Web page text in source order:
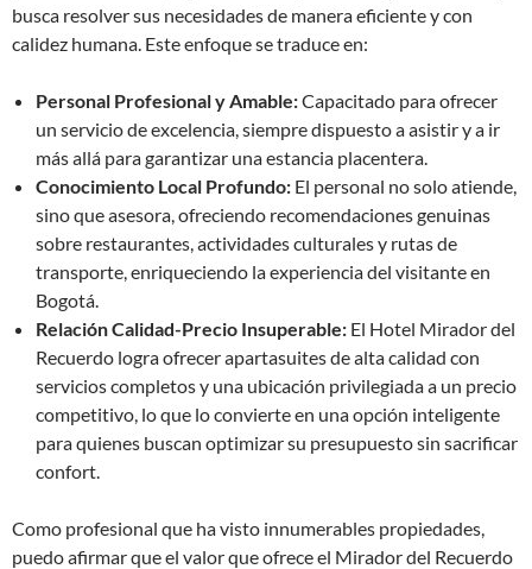
busca resolver sus necesidades de manera eficiente y con
calidez humana. Este enfoque se traduce en:
Personal Profesional y Amable:Capacitado para ofrecer
un servicio de excelencia, siempre dispuesto a asistir y a ir
más allá para garantizar una estancia placentera.
Conocimiento Local Profundo: El personal no solo atiende,
sino que asesora, ofreciendo recomendaciones genuinas
sobre restaurantes, actividades culturales y rutas de
transporte, enriqueciendo la experiencia del visitante en
Bogotá.
Relación Calidad-Precio Insuperable: El Hotel Mirador del
Recuerdo logra ofrecer apartasuites de alta calidad con
servicios completos y una ubicación privilegiada a un precio
competitivo, lo que lo convierte en una opción inteligente
para quienes buscan optimizar su presupuesto sin sacrificar
confort.
Como profesional que ha visto innumerables propiedades,
puedo afirmar que el valor que ofrece el Mirador del Recuerdo